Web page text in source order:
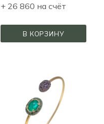
+ 26 860 на счёт
В КОРЗИНУ